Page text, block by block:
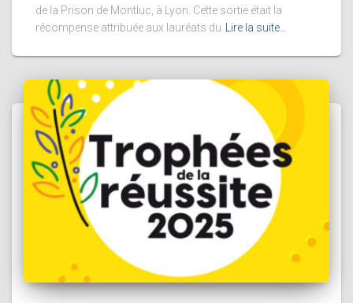
de la Prison de Montluc, à Lyon. Cette sortie était la
récompense attribuée aux lauréats du
Lire la suite…